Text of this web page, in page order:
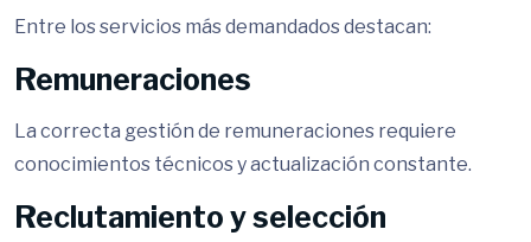
Entre los servicios más demandados destacan:
Remuneraciones
La correcta gestión de remuneraciones requiere
conocimientos técnicos y actualización constante.
Reclutamiento y selección